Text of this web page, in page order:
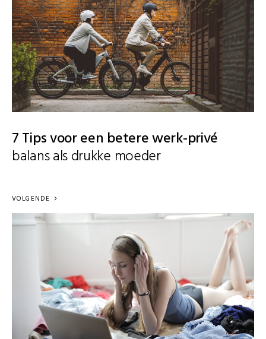
7 Tips voor een betere werk-privé
balans als drukke moeder
VOLGENDE